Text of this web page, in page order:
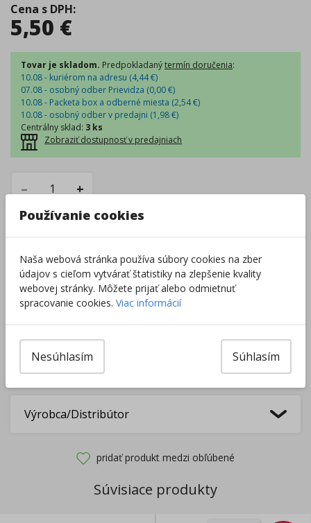
Cena s DPH:
5,50 €
Tovar je skladom. Predpokladanýtermín doručenia:
10.08 - kuriérom na adresu (4,44€)
07.08 - osobný odber Prievidza (0,00€)
10.08 - Packeta box a odberné miesta (2,54€)
10.08 - osobný odber v predajni (1,98€)
Centrálny sklad: 3 ks
Zobraziť dostupnosť v predajniach
– +
Pri nákupe zaďalších 49.00€
získatedopravu zadarmo.
Rozdávame
na podporu vzdelávania.
Nakúpte za ďalších darček zadarmo.
Výrobca/Distribútor
pridať produkt medzi obľúbené
Súvisiace produkty
Používanie cookies
Naša webová stránka používa súbory cookies na zber
údajov s cieľom vytvárať štatistiky na zlepšenie kvality
webovej stránky. Môžete prijať alebo odmietnuť
spracovanie cookies. Viac informácií
Súhlasím
Nesúhlasím